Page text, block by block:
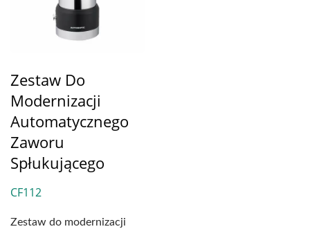
Zestaw Do
Modernizacji
Automatycznego
Zaworu
Spłukującego
CF112
Zestaw do modernizacji